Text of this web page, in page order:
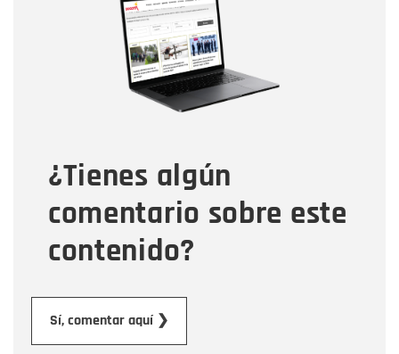
¿Tienes algún
comentario sobre este
contenido?
Sí, comentar aquí ❯
Correo electrónico
Tipo de comentario
Mensaje